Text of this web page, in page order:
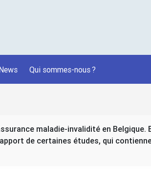
Qui sommes-nous?
maladie-invalidité en
de certaines études, qui